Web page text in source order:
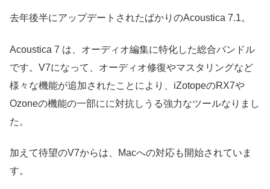
去年後半にアップデートされたばかりのAcoustica 7.1。
Acoustica 7 は、オーディオ編集に特化した総合バンドル
です。V7になって、オーディオ修復やマスタリングなど
様々な機能が追加されたことにより、iZotopeのRX7や
Ozoneの機能の一部にに対抗しうる強力なツールなりまし
た。
加えて待望のV7からは、Macへの対応も開始されていま
す。